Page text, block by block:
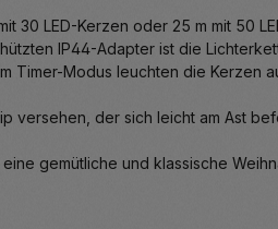
30 LED-Kerzen oder 25 m mit 50
IP44-Adapter ist die
Timer-Modus leuchten die Kerzen
versehen, der sich leicht am Ast
eine gemütliche und klassische